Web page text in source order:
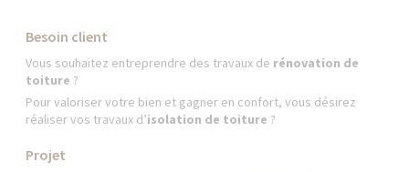
Besoin client
Vous souhaitez entreprendre des travaux de rénovation de
toiture ?
Pour valoriser votre bien et gagner en confort, vous désirez
réaliser vos travaux d’isolation de toiture ?
Projet